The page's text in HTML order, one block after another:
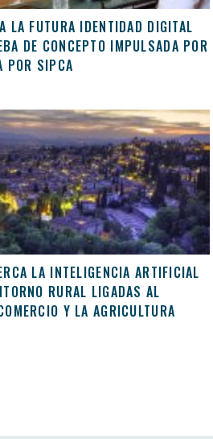
LA FUTURA IDENTIDAD DIGITAL
DE CONCEPTO IMPULSADA POR
POR SIPCA
LA INTELIGENCIA ARTIFICIAL
RURAL LIGADAS AL
Y LA AGRICULTURA